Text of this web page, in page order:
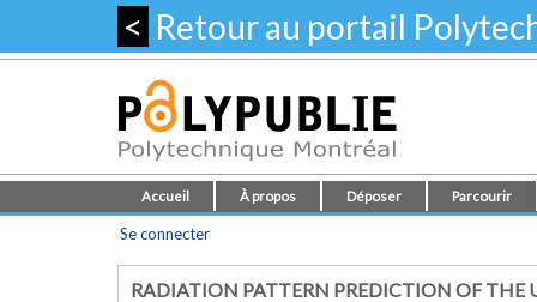
< Retour au portail
Accueil À propos Déposer Parcourir
Se connecter
RADIATION PATTERN PREDICTION OF THE